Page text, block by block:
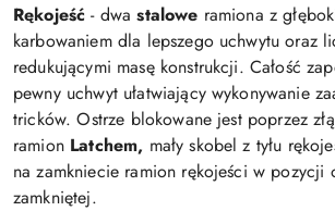
Rękojeść - dwastalowe ramiona z
karbowaniem dla lepszego uchwytu oraz
redukującymi masę konstrukcji. Całość
pewny uchwyt ułatwiający wykonywanie
tricków. Ostrze blokowane jest poprzez
ramion Latchem, mały skobel z tyłu
na zamkniecie ramion rękojeści w pozycji
zamkniętej.